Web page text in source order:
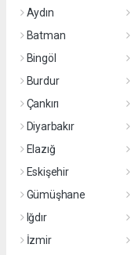
Aydın
Batman
Bingöl
Burdur
Çankırı
Diyarbakır
Elazığ
Eskişehir
Gümüşhane
Iğdır
İzmir